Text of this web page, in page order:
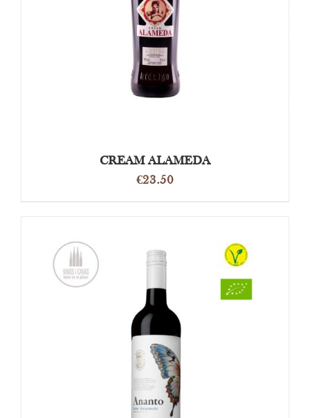
TOEVOEGEN AAN WINKELWAGEN
CREAM ALAMEDA
€23.50
OPTIES SELECTEREN